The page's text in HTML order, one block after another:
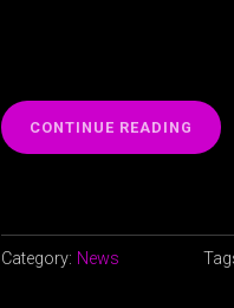
CONTINUE READING „F**K
Category: News